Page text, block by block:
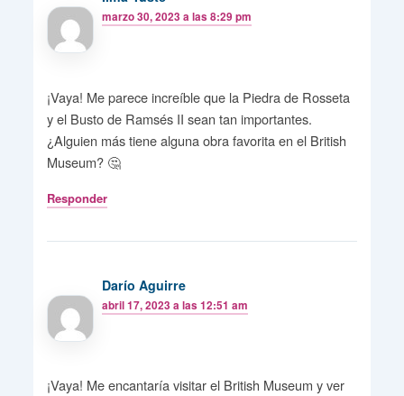
marzo 30, 2023 a las 8:29 pm
¡Vaya! Me parece increíble que la Piedra de Rosseta
y el Busto de Ramsés II sean tan importantes.
¿Alguien más tiene alguna obra favorita en el British
Museum? 🤔
Responder
Darío Aguirre
abril 17, 2023 a las 12:51 am
¡Vaya! Me encantaría visitar el British Museum y ver